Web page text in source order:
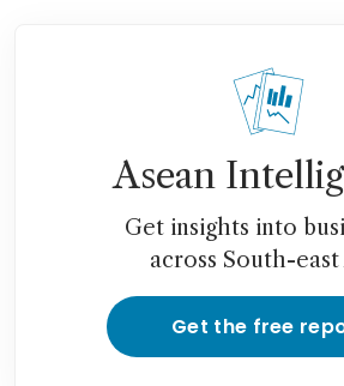
Asean
Get insights into
across South-east
Get the free